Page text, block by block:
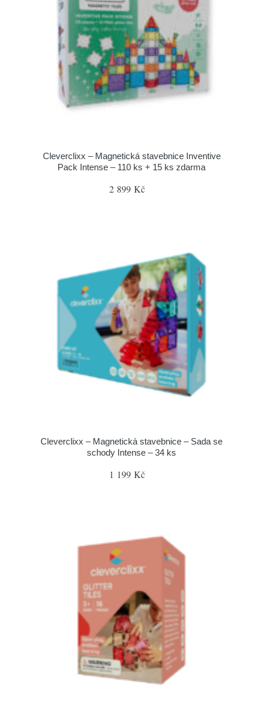
Cleverclixx – Magnetická stavebnice Inventive
Pack Intense – 110 ks + 15 ks zdarma
2 899 Kč
Cleverclixx – Magnetická stavebnice – Sada se
schody Intense – 34 ks
1 199 Kč